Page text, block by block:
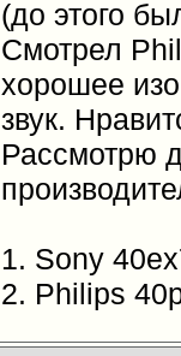
(до этого
Смотрел
хорошее
звук.
Рассмотрю
1. Sony
2. Philips